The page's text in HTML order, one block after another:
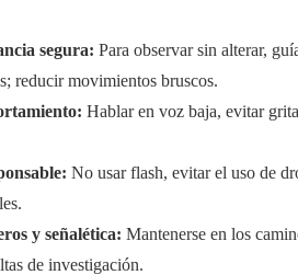
segura: Para observar sin alterar,
reducir movimientos bruscos.
Hablar en voz baja, evitar
No usar flash, evitar el uso de
y señalética: Mantenerse en los
de investigación.